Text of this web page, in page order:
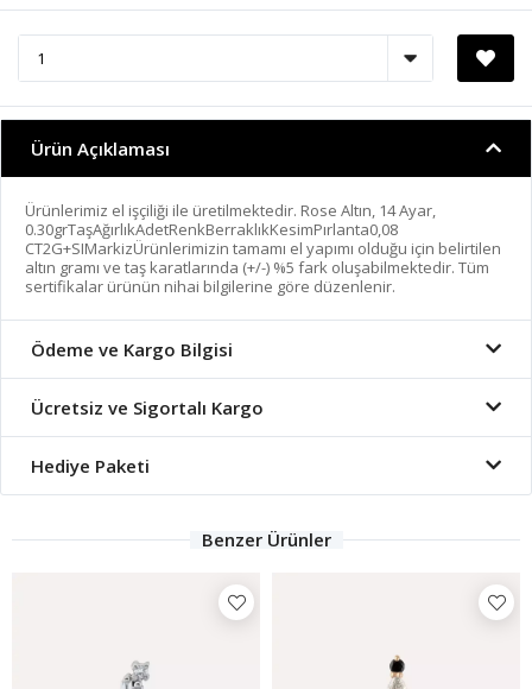
Ürün Açıklaması
Ürünlerimiz el işçiliği ile üretilmektedir. Rose Altın, 14 Ayar,
0.30grTaşAğırlıkAdetRenkBerraklıkKesimPırlanta0,08
CT2G+SIMarkizÜrünlerimizin tamamı el yapımı olduğu için belirtilen
altın gramı ve taş karatlarında (+/-) %5 fark oluşabilmektedir. Tüm
sertifikalar ürünün nihai bilgilerine göre düzenlenir.
Ödeme ve Kargo Bilgisi
Ücretsiz ve Sigortalı Kargo
Hediye Paketi
Benzer Ürünler